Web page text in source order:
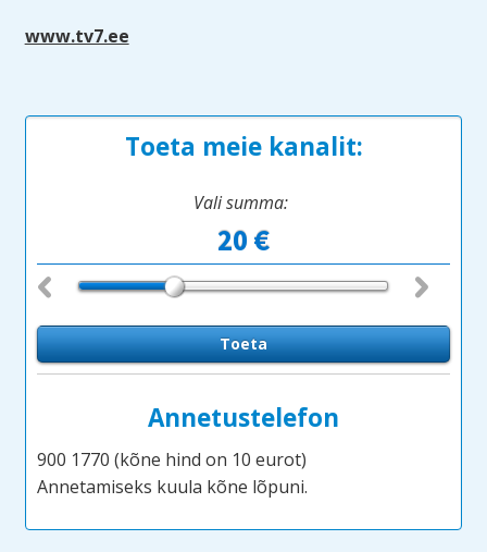
www.tv7.ee
Toeta meie kanalit:
Vali summa:
Annetustelefon
900 1770 (kõne hind on 10 eurot)
Annetamiseks kuula kõne lõpuni.